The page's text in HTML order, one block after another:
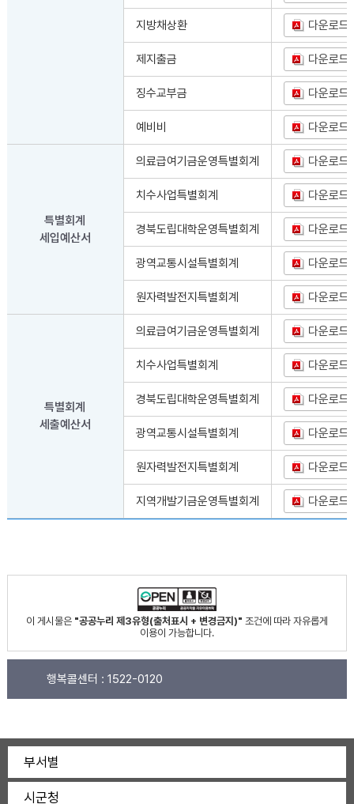
지방채상환 다운로드
제지출금 다운로드
징수교부금 다운로드
예비비 다운로드
특별회계
세입예산서
의료급여기금운영특별회계 다운로드
치수사업특별회계 다운로드
경북도립대학운영특별회계 다운로드
광역교통시설특별회계 다운로드
원자력발전지특별회계 다운로드
특별회계
세출예산서
의료급여기금운영특별회계 다운로드
치수사업특별회계 다운로드
경북도립대학운영특별회계 다운로드
광역교통시설특별회계 다운로드
원자력발전지특별회계 다운로드
지역개발기금운영특별회계 다운로드
이 게시물은 "공공누리 제3유형(출처표시 + 변경금지)" 조건에 따라 자유롭게
이용이 가능합니다.
행복콜센터 : 1522-0120
부서별
시군청